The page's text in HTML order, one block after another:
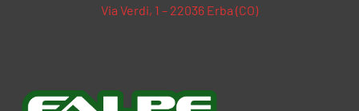
Via Verdi, 1 – 22036 Erba (CO)